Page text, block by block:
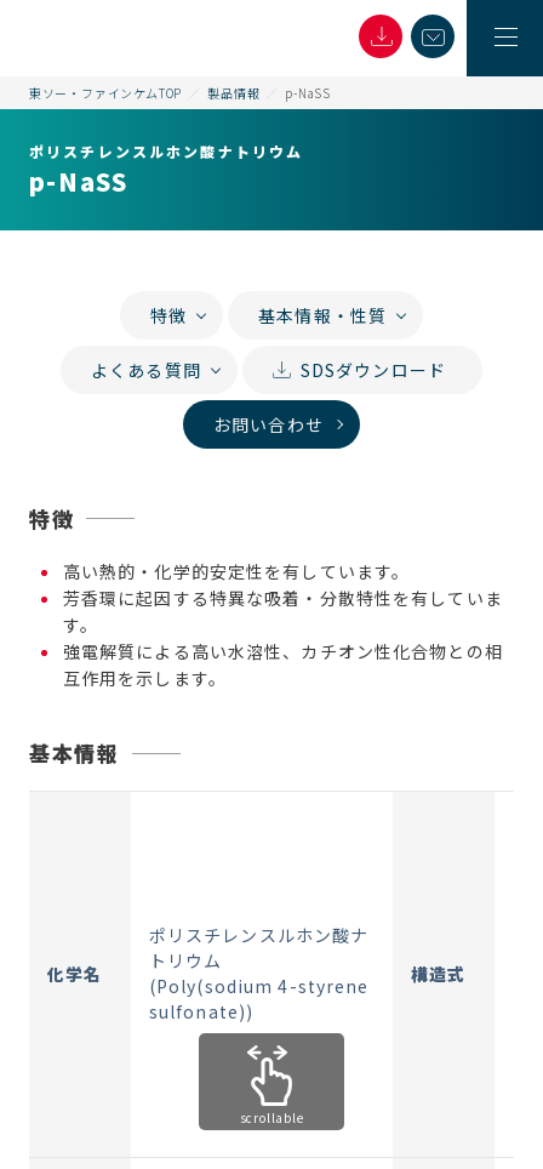
東ソー・ファインケムTOP 製品情報 p-NaSS
ポリスチレンスルホン酸ナトリウム
p-NaSS
特徴 基本情報・性質
よくある質問 SDSダウンロード
お問い合わせ
特徴
高い熱的・化学的安定性を有しています。
芳香環に起因する特異な吸着・分散特性を有していま
す。
強電解質による高い水溶性、カチオン性化合物との相
互作用を示します。
基本情報
化学名
ポリスチレンスルホン酸ナ
トリウム
(Poly(sodium 4-styrene
sulfonate))
構造式
scrollable